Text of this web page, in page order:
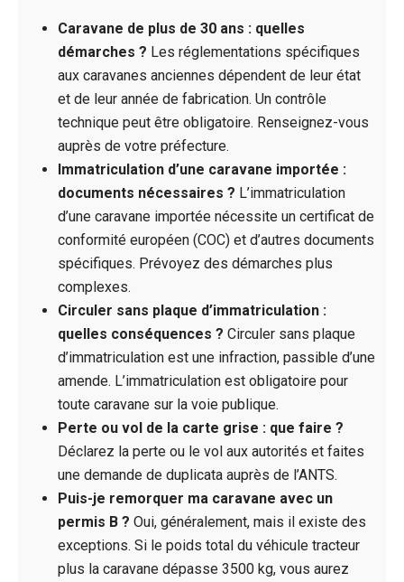
Caravane de plus de 30 ans : quelles
démarches ? Les réglementations spécifiques
aux caravanes anciennes dépendent de leur état
et de leur année de fabrication. Un contrôle
technique peut être obligatoire. Renseignez-vous
auprès de votre préfecture.
Immatriculation d’une caravane importée :
documents nécessaires ? L’immatriculation
d’une caravane importée nécessite un certificat de
conformité européen (COC) et d’autres documents
spécifiques. Prévoyez des démarches plus
complexes.
Circuler sans plaque d’immatriculation :
quelles conséquences ? Circuler sans plaque
d’immatriculation est une infraction, passible d’une
amende. L’immatriculation est obligatoire pour
toute caravane sur la voie publique.
Perte ou vol de la carte grise : que faire ?
Déclarez la perte ou le vol aux autorités et faites
une demande de duplicata auprès de l’ANTS.
Puis-je remorquer ma caravane avec un
permis B ? Oui, généralement, mais il existe des
exceptions. Si le poids total du véhicule tracteur
plus la caravane dépasse 3500 kg, vous aurez